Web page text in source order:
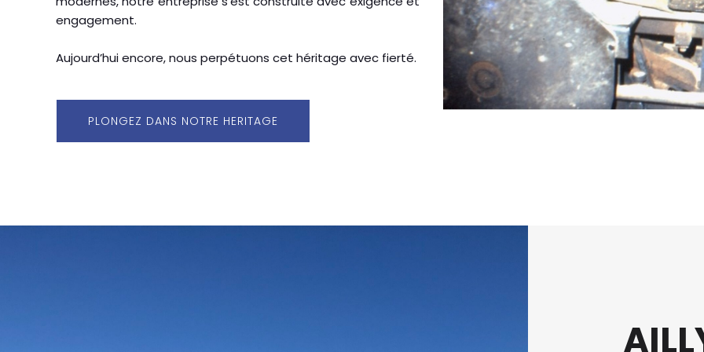
engagement.
Aujourd’hui encore, nous perpétuons cet héritage avec fierté.
PLONGEZ DANS NOTRE HERITAGE